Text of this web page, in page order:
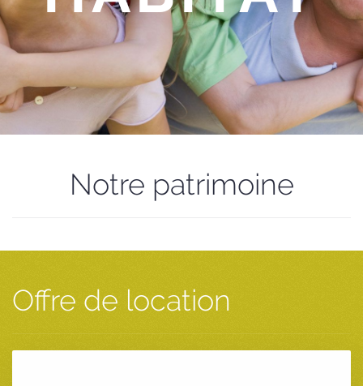
Notre patrimoine
Offre de location